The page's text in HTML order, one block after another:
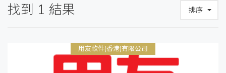
找到 1 結果 排序
用友軟件(香港)有限公司